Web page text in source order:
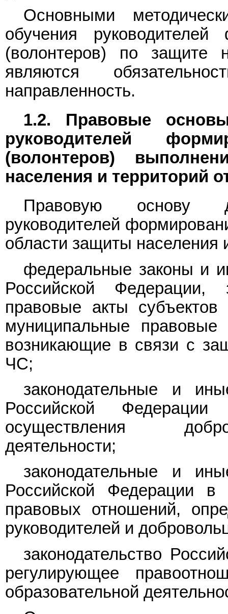
Основными
обучения
(волонтеров) по защите
являются
направленность.
1.2. Правовые
руководителей
(волонтеров)
населения и территорий
Правовую основу
руководителей
области защиты населения
федеральные законы и
Российской
правовые акты
муниципальные
возникающие в связи с
ЧС;
законодательные и
Российской
осуществления
деятельности;
законодательные и
Российской Федерации
правовых отношений,
руководителей и
законодательство
регулирующее
образовательной